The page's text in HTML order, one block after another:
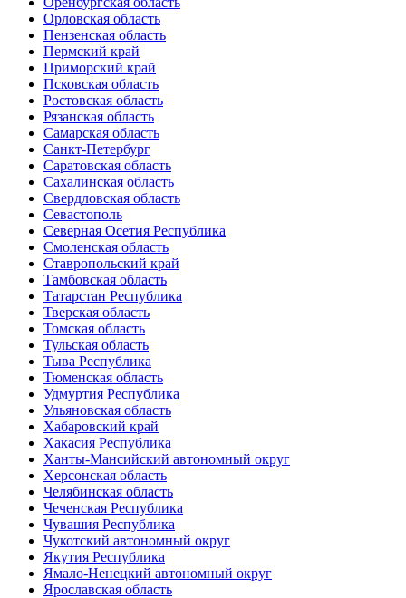
Орловская область
Пензенская область
Пермский край
Приморский край
Псковская область
Ростовская область
Рязанская область
Самарская область
Санкт-Петербург
Саратовская область
Сахалинская область
Свердловская область
Севастополь
Северная Осетия Республика
Смоленская область
Ставропольский край
Тамбовская область
Татарстан Республика
Тверская область
Томская область
Тульская область
Тыва Республика
Тюменская область
Удмуртия Республика
Ульяновская область
Хабаровский край
Хакасия Республика
Ханты-Мансийский автономный округ
Херсонская область
Челябинская область
Чеченская Республика
Чувашия Республика
Чукотский автономный округ
Якутия Республика
Ямало-Ненецкий автономный округ
Ярославская область